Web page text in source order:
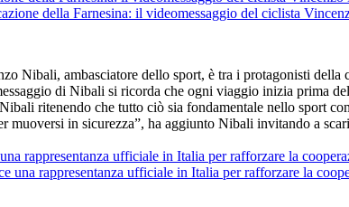
ambasciatore dello sport, è tra i protagonisti della
di Nibali si ricorda che ogni viaggio inizia prima
ritenendo che tutto ciò sia fondamentale nello sport
muoversi in sicurezza”, ha aggiunto Nibali invitando a
rappresentanza ufficiale in Italia per rafforzare la